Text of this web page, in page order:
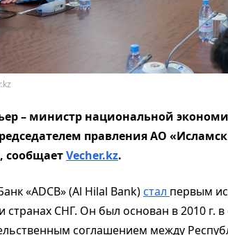
– министр национальной
правления АО
сообщаетVecher.kz.
«ADCB» (Al Hilal Bank) стал первым
странах СНГ. Он был основан в 2010 г. в
соглашением между